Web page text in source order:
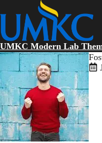
to
content
UMKC Modern Lab